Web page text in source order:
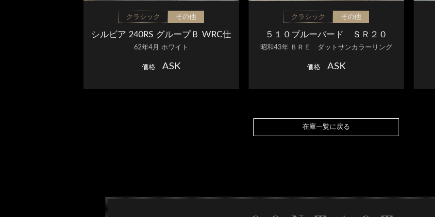
クラシック その他
シルビア 240RS グループＢ WRC仕
様
62年4月 ホワイト
価格 ASK
クラシック その他
５１０ブルーバード ＳＲ２０
昭和43年 ＢＲＥ ダットサンカラーリング
価格 ASK
在庫一覧に戻る